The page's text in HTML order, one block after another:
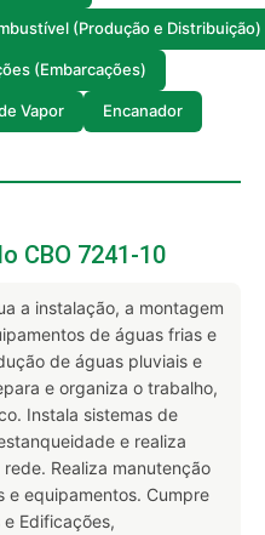
(Produção e Distribuição)
(Embarcações)
Vapor Encanador
CBO 7241-10
a instalação, a montagem
de águas frias e
de águas pluviais e
e organiza o trabalho,
Instala sistemas de
e realiza
Realiza manutenção
e equipamentos. Cumpre
Edificações,